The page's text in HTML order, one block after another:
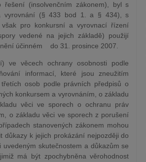
(insolvenčním zákonem), byl s
vyrovnání (§ 433 bod 1. a § 434), s
pro konkursní a vyrovnací řízení
vedené na jejich základě) použijí
účinném do 31. prosince 2007.
věcech ochrany osobnosti podle
informací, které jsou zneužitím
osob podle právních předpisů o
konkursem a vyrovnáním, o základu
věci ve sporech o ochranu práv
o základu věci ve sporech z porušení
stanovených zákonem mohou
důkazy k jejich prokázání nejpozději do
skutečnostem a důkazům se
má být zpochybněna věrohodnost